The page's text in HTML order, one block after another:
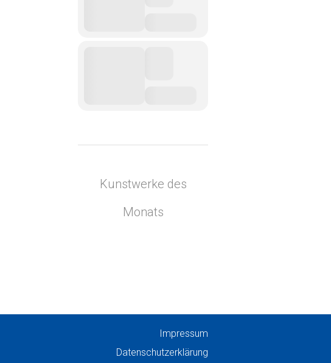
Kunstwerke des
Monats
Impressum
Datenschutzerklärung